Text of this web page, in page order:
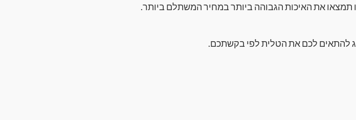
תמצאו את האיכות הגבוהה ביותר במחיר המשתלם ביותר.
להתאים לכם את הטלית לפי בקשתכם.